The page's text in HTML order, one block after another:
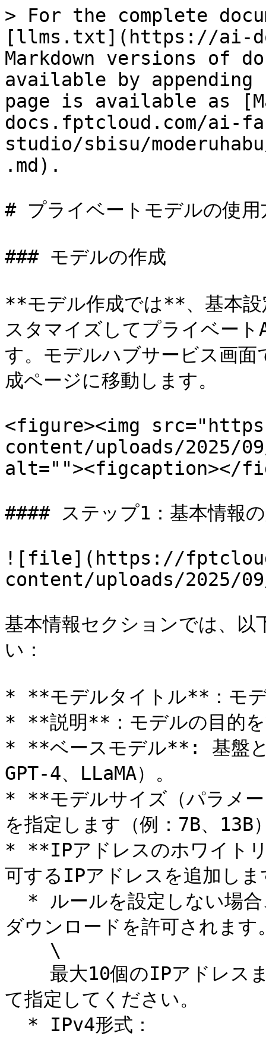
> For the complete
[llms.txt](https://ai-
Markdown versions of
available by
page is available as
docs.fptcloud.com/
studio/sbisu/
.md).
# プライベートモデルの使用
### モデルの作成
**モデル作成では**、基本設
スタマイズしてプライベー
す。モデルハブサービス画
成ページに移動します。
<figure><img
content/uploads/2025/
alt=""><figcaption></
#### ステップ1：基本情報
![file](https://
content/uploads/2025/
基本情報セクションでは、
い：
* **モデルタイトル**：モデ
* **説明**：モデルの目的を
* **ベースモデル**: 基盤と
GPT-4、LLaMA）。
* **モデルサイズ（パラメ
を指定します（例：7B、13B
* **IPアドレスのホワイト
可するIPアドレスを追加しま
ダウンロードを許可されます
て指定してください。